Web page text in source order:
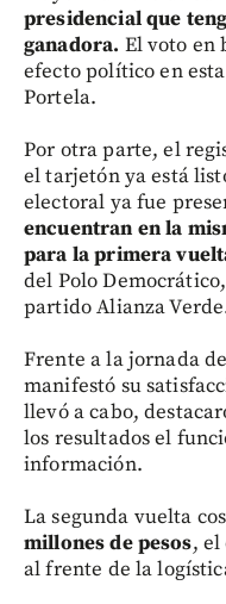
presidencial que
ganadora. El voto en
efecto político en
Portela.
Por otra parte, el
el tarjetón ya está
electoral ya fue
encuentran en la
para la primera
del Polo
partido Alianza
Frente a la jornada
manifestó su
llevó a cabo,
los resultados el
información.
La segunda vuelta
millones de pesos,
al frente de la